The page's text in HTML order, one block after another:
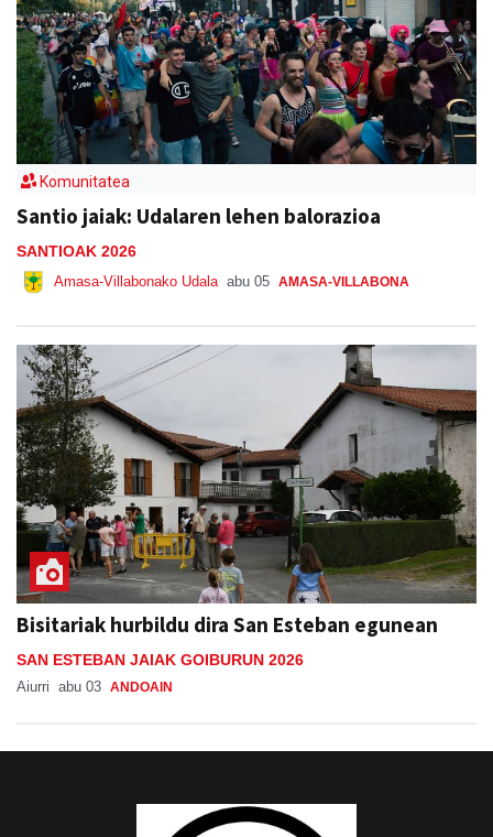
Komunitatea
Santio jaiak: Udalaren lehen balorazioa
SANTIOAK 2026
Amasa-Villabonako Udala abu 05 AMASA-VILLABONA
Bisitariak hurbildu dira San Esteban egunean
SAN ESTEBAN JAIAK GOIBURUN 2026
Aiurri abu 03 ANDOAIN